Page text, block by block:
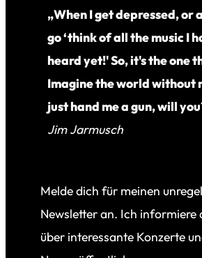
„When I get depressed, or
go ‘think of all the music I
heard yet!' So, it's the one
Imagine the world without
just hand me a gun, will
Jim Jarmusch
Melde dich für meinen
Newsletter an. Ich informiere
über interessante Konzerte